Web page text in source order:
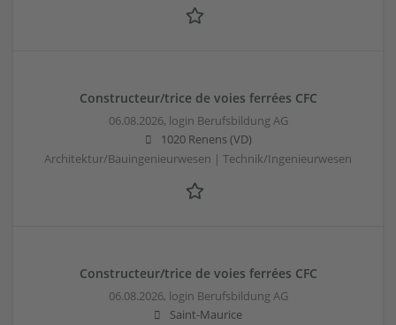
Constructeur/trice de voies ferrées CFC
06.08.2026, login Berufsbildung AG
1020 Renens (VD)
Architektur/Bauingenieurwesen | Technik/Ingenieurwesen
Constructeur/trice de voies ferrées CFC
06.08.2026, login Berufsbildung AG
Saint-Maurice